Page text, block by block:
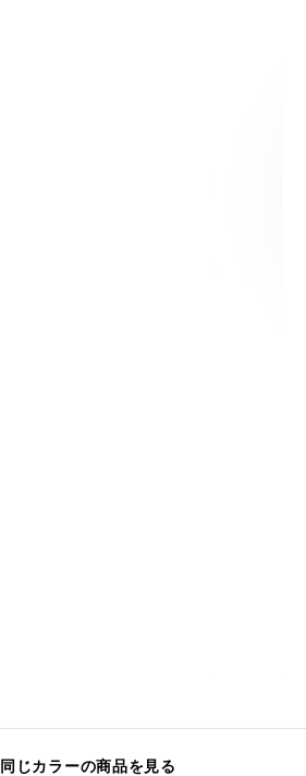
同じカラーの商品を見る